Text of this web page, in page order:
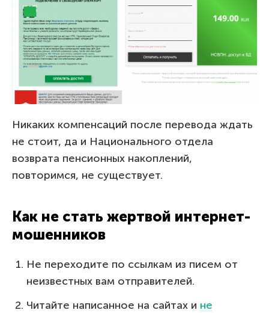
Никаких компенсаций после перевода ждать
не стоит, да и Национального отдела
возврата пенсионных накоплений,
повторимся, не существует.
Как не стать жертвой интернет-
мошенников
Не переходите по ссылкам из писем от
неизвестных вам отправителей.
Читайте написанное на сайтах и не